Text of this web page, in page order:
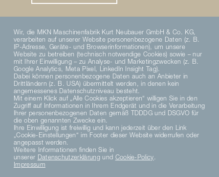
TEILEN AUF TWITTER TEILEN AUF FACEBOOK PER E-MAIL VERSENDEN
Folgen Sie uns
Wir, die MKN Maschinenfabrik Kurt Neubauer GmbH & Co. KG,
verarbeiten auf unserer Website personenbezogene Daten (z. B.
IP-Adresse, Geräte- und Browserinformationen), um unsere
Website zu betreiben (technisch notwendige Cookies) sowie – nur
mit Ihrer Einwilligung – zu Analyse- und Marketingzwecken (z. B.
Google Analytics, Meta Pixel, LinkedIn Insight Tag).
Dabei können personenbezogene Daten auch an Anbieter in
Drittländern (z. B. USA) übermittelt werden, in denen kein
angemessenes Datenschutzniveau besteht.
Mit einem Klick auf „Alle Cookies akzeptieren“ willigen Sie in den
Zugriff auf Informationen in Ihrem Endgerät und in die Verarbeitung
Ihrer personenbezogenen Daten gemäß TDDDG und DSGVO für
die oben genannten Zwecke ein.
Ihre Einwilligung ist freiwillig und kann jederzeit über den Link
„Cookie-Einstellungen“ im Footer dieser Website widerrufen oder
angepasst werden.
Weitere Informationen finden Sie in
unserer Datenschutzerklärungund Cookie-Policy.
Impressum